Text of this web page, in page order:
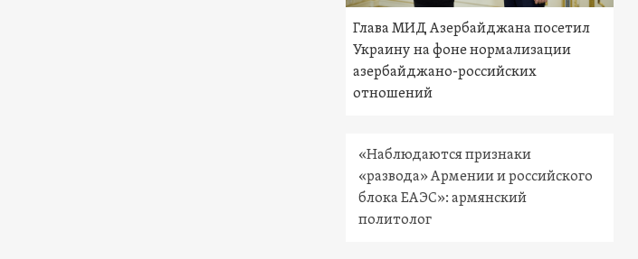
Глава МИД Азербайджана посетил
Украину на фоне нормализации
азербайджано-российских
отношений
«Наблюдаются признаки
«развода» Армении и российского
блока ЕАЭС»: армянский
политолог